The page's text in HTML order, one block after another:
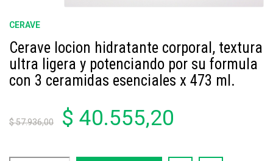
CERAVE
Cerave locion hidratante corporal, textura
ultra ligera y potenciando por su formula
con 3 ceramidas esenciales x 473 ml.
$ 57.936,00 $ 40.555,20